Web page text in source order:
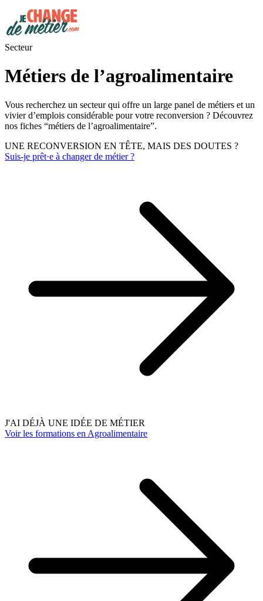
Secteur
Métiers de l’agroalimentaire
Vous recherchez un secteur qui offre un large panel de métiers et un
vivier d’emplois considérable pour votre reconversion ? Découvrez
nos fiches “métiers de l’agroalimentaire”.
UNE RECONVERSION EN TÊTE, MAIS DES DOUTES ?
Suis-je prêt·e à changer de métier ?
J'AI DÉJÀ UNE IDÉE DE MÉTIER
Voir les formations en Agroalimentaire